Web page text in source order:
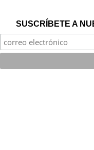
SUSCRÍBETE A